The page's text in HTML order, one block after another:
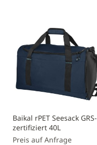
Baikal rPET Seesack GRS-
zertifiziert 40L
Preis auf Anfrage